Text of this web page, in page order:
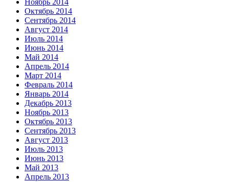
Ноябрь 2014
Октябрь 2014
Сентябрь 2014
Август 2014
Июль 2014
Июнь 2014
Май 2014
Апрель 2014
Март 2014
Февраль 2014
Январь 2014
Декабрь 2013
Ноябрь 2013
Октябрь 2013
Сентябрь 2013
Август 2013
Июль 2013
Июнь 2013
Май 2013
Апрель 2013